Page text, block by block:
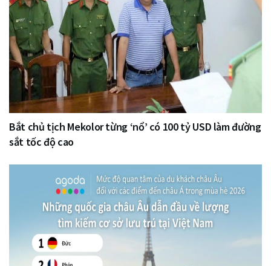
Bắt chủ tịch Mekolor từng ‘nổ’ có 100 tỷ USD làm đường
sắt tốc độ cao